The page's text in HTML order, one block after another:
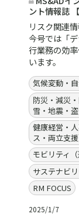
ント情報誌
リスク関連
今号では「
行業務の効
います。
気候変動・
防災・減災
雪・地震・盗
健康経営・
ス・両立支援
モビリティ
サステナビ
RM FOCUS
2025/1/7